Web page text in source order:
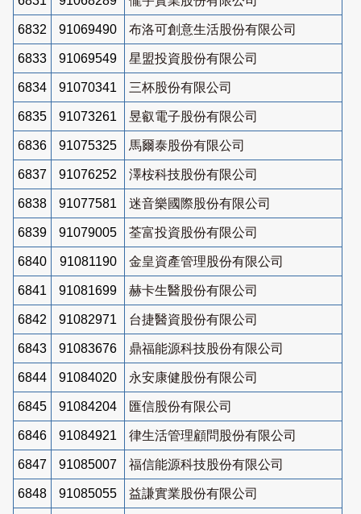
6832 91069490 布洛可創意生活股份有限公司
6833 91069549 星盟投資股份有限公司
6834 91070341 三杯股份有限公司
6835 91073261 昱叡電子股份有限公司
6836 91075325 馬爾泰股份有限公司
6837 91076252 澤桉科技股份有限公司
6838 91077581 迷音樂國際股份有限公司
6839 91079005 荃富投資股份有限公司
6840 91081190 金皇資產管理股份有限公司
6841 91081699 赫卡生醫股份有限公司
6842 91082971 台捷醫資股份有限公司
6843 91083676 鼎福能源科技股份有限公司
6844 91084020 永安康健股份有限公司
6845 91084204 匯信股份有限公司
6846 91084921 律生活管理顧問股份有限公司
6847 91085007 福信能源科技股份有限公司
6848 91085055 益謙實業股份有限公司